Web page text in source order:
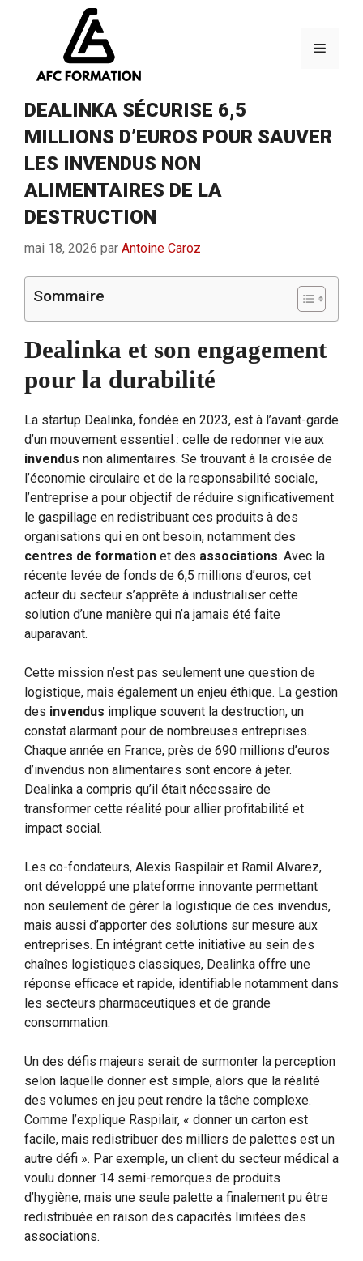
Menu
DEALINKA SÉCURISE 6,5
MILLIONS D’EUROS POUR SAUVER
LES INVENDUS NON
ALIMENTAIRES DE LA
DESTRUCTION
mai 18, 2026 par Antoine Caroz
Sommaire
Dealinka et son engagement
pour la durabilité
La startup Dealinka, fondée en 2023, est à l’avant-garde
d’un mouvement essentiel : celle de redonner vie aux
invendus non alimentaires. Se trouvant à la croisée de
l’économie circulaire et de la responsabilité sociale,
l’entreprise a pour objectif de réduire significativement
le gaspillage en redistribuant ces produits à des
organisations qui en ont besoin, notamment des
centres de formation et des associations. Avec la
récente levée de fonds de 6,5 millions d’euros, cet
acteur du secteur s’apprête à industrialiser cette
solution d’une manière qui n’a jamais été faite
auparavant.
Cette mission n’est pas seulement une question de
logistique, mais également un enjeu éthique. La gestion
des invendus implique souvent la destruction, un
constat alarmant pour de nombreuses entreprises.
Chaque année en France, près de 690 millions d’euros
d’invendus non alimentaires sont encore à jeter.
Dealinka a compris qu’il était nécessaire de
transformer cette réalité pour allier profitabilité et
impact social.
Les co-fondateurs, Alexis Raspilair et Ramil Alvarez,
ont développé une plateforme innovante permettant
non seulement de gérer la logistique de ces invendus,
mais aussi d’apporter des solutions sur mesure aux
entreprises. En intégrant cette initiative au sein des
chaînes logistiques classiques, Dealinka offre une
réponse efficace et rapide, identifiable notamment dans
les secteurs pharmaceutiques et de grande
consommation.
Un des défis majeurs serait de surmonter la perception
selon laquelle donner est simple, alors que la réalité
des volumes en jeu peut rendre la tâche complexe.
Comme l’explique Raspilair, « donner un carton est
facile, mais redistribuer des milliers de palettes est un
autre défi ». Par exemple, un client du secteur médical a
voulu donner 14 semi-remorques de produits
d’hygiène, mais une seule palette a finalement pu être
redistribuée en raison des capacités limitées des
associations.